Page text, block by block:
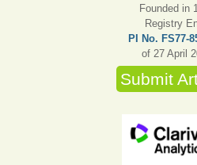
Founded in
Registry
PI No. FS77-
of 27 April
Submit